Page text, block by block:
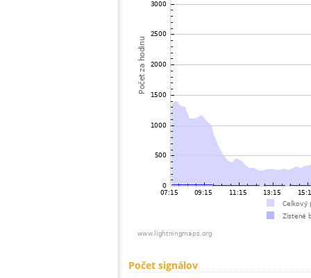
Počet signálov